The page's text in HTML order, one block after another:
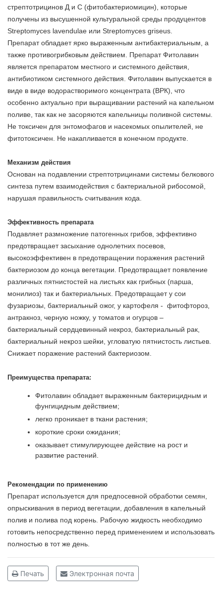
стрептотрицинов Д и С (фитобактериомицин), которые
получены из высушенной культуральной среды продуцентов
Streptomyces lavendulae или Streptomyces griseus.
Препарат обладает ярко выраженным антибактериальным, а
также противогрибковым действием. Препарат Фитолавин
является препаратом местного и системного действия,
антибиотиком системного действия. Фитолавин выпускается в
виде в виде водорастворимого концентрата (ВРК), что
особенно актуально при выращивании растений на капельном
поливе, так как не засоряются капельницы поливной системы.
Не токсичен для энтомофагов и насекомых опылителей, не
фитотоксичен. Не накапливается в конечном продукте.
Механизм действия
Основан на подавлении стрептотрицинами системы белкового
синтеза путем взаимодействия с бактериальной рибосомой,
нарушая правильность считывания кода.
Эффективность препарата
Подавляет размножение патогенных грибов, эффективно
предотвращает засыхание однолетних посевов,
высокоэффективен в предотвращении поражения растений
бактериозом до конца вегетации. Предотвращает появление
различных пятнистостей на листьях как грибных (парша,
монилиоз) так и бактериальных. Предотвращает у сои
фузариозы, бактериальный ожог, у картофеля - фитофтороз,
антракноз, черную ножку, у томатов и огурцов –
бактериальный сердцевинный некроз, бактериальный рак,
бактериальный некроз шейки, угловатую пятнистость листьев.
Снижает поражение растений бактериозом.
Преимущества препарата:
Фитолавин обладает выраженным бактерицидным и
фунгицидным действием;
легко проникает в ткани растения;
короткие сроки ожидания;
оказывает стимулирующее действие на рост и
развитие растений.
Рекомендации по применению
Препарат используется для предпосевной обработки семян,
опрыскивания в период вегетации, добавления в капельный
полив и полива под корень. Рабочую жидкость необходимо
готовить непосредственно перед применением и использовать
полностью в тот же день.
Печать Электронная почта